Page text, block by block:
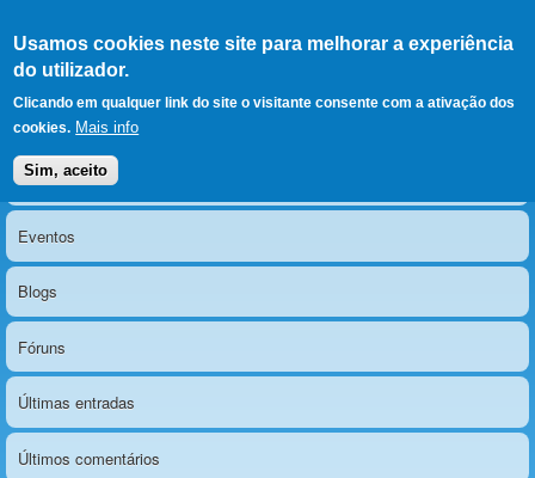
Usamos cookies neste site para melhorar a experiência
do utilizador.
Clicando em qualquer link do site o visitante consente com a ativação dos
cookies. Mais info
Sim, aceito
LERPARAVER , ir para a
página principal
O portal da visão diferente
Menu principal
Notícias
Eventos
Blogs
Fóruns
Últimas entradas
Últimos comentários